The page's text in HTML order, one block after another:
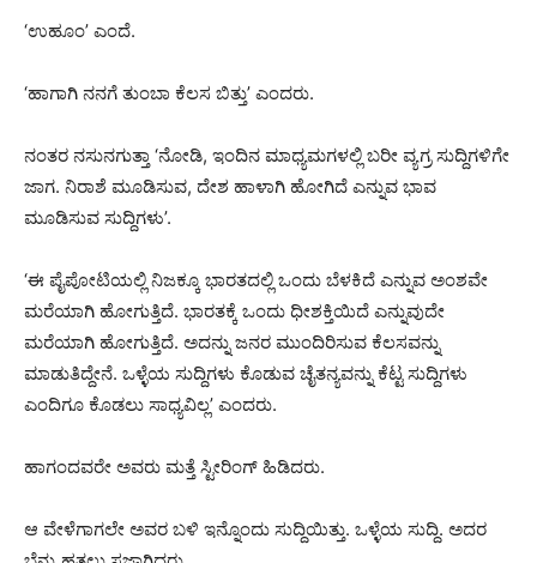
‘ಉಹೂಂ’ ಎಂದೆ.
‘ಹಾಗಾಗಿ ನನಗೆ ತುಂಬಾ ಕೆಲಸ ಬಿತ್ತು’ ಎಂದರು.
ನಂತರ ನಸುನಗುತ್ತಾ ‘ನೋಡಿ, ಇಂದಿನ ಮಾಧ್ಯಮಗಳಲ್ಲಿ ಬರೀ ವ್ಯಗ್ರ ಸುದ್ದಿಗಳಿಗೇ
ಜಾಗ. ನಿರಾಶೆ ಮೂಡಿಸುವ, ದೇಶ ಹಾಳಾಗಿ ಹೋಗಿದೆ ಎನ್ನುವ ಭಾವ
ಮೂಡಿಸುವ ಸುದ್ದಿಗಳು’.
‘ಈ ಪೈಪೋಟಿಯಲ್ಲಿ ನಿಜಕ್ಕೂ ಭಾರತದಲ್ಲಿ ಒಂದು ಬೆಳಕಿದೆ ಎನ್ನುವ ಅಂಶವೇ
ಮರೆಯಾಗಿ ಹೋಗುತ್ತಿದೆ. ಭಾರತಕ್ಕೆ ಒಂದು ಧೀಶಕ್ತಿಯಿದೆ ಎನ್ನುವುದೇ
ಮರೆಯಾಗಿ ಹೋಗುತ್ತಿದೆ. ಅದನ್ನು ಜನರ ಮುಂದಿರಿಸುವ ಕೆಲಸವನ್ನು
ಮಾಡುತಿದ್ದೇನೆ. ಒಳ್ಳೆಯ ಸುದ್ದಿಗಳು ಕೊಡುವ ಚೈತನ್ಯವನ್ನು ಕೆಟ್ಟ ಸುದ್ದಿಗಳು
ಎಂದಿಗೂ ಕೊಡಲು ಸಾಧ್ಯವಿಲ್ಲ’ ಎಂದರು.
ಹಾಗಂದವರೇ ಅವರು ಮತ್ತೆ ಸ್ಟೀರಿಂಗ್ ಹಿಡಿದರು.
ಆ ವೇಳೆಗಾಗಲೇ ಅವರ ಬಳಿ ಇನ್ನೊಂದು ಸುದ್ದಿಯಿತ್ತು. ಒಳ್ಳೆಯ ಸುದ್ದಿ. ಅದರ